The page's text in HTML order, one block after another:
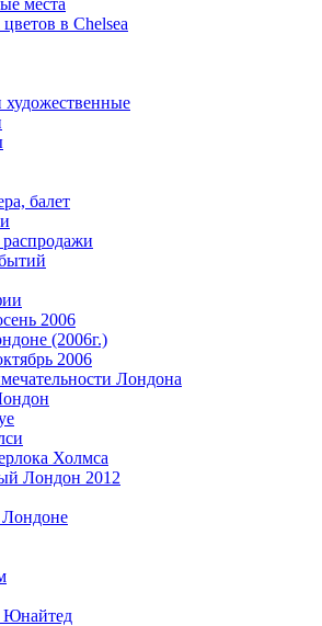
места
в Chelsea
балет
2006
(2006г.)
2006
Лондона
Холмса
Лондон 2012
Юнайтед